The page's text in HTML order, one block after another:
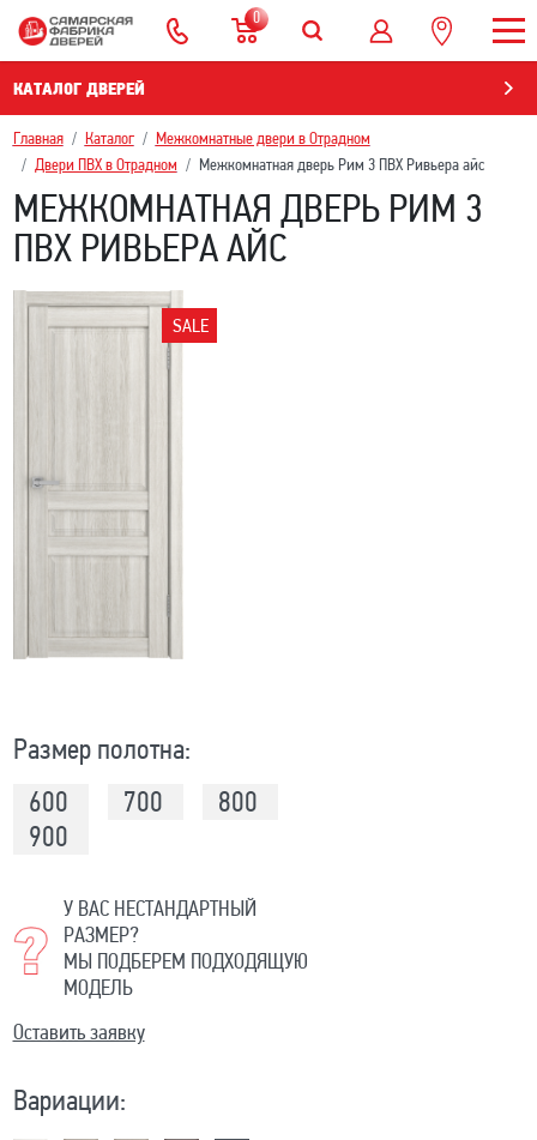
0
КАТАЛОГ ДВЕРЕЙ
Главная Каталог
Межкомнатные двери в Отрадном
Двери ПВХ в Отрадном
Межкомнатная дверь Рим 3 ПВХ Ривьера айс
МЕЖКОМНАТНАЯ ДВЕРЬ РИМ 3
ПВХ РИВЬЕРА АЙС
SALE
Размер полотна:
600
700
800
900
У ВАС НЕСТАНДАРТНЫЙ
РАЗМЕР?
МЫ ПОДБЕРЕМ ПОДХОДЯЩУЮ
МОДЕЛЬ
Оставить заявку
Вариации: